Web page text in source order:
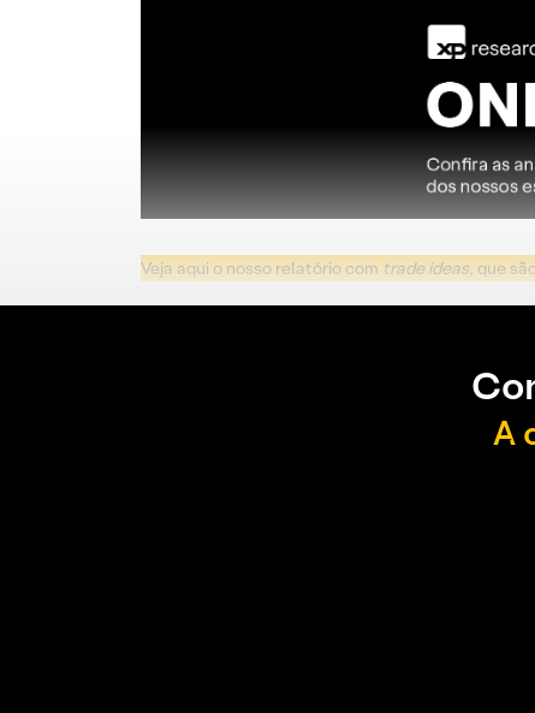
Veja aqui o nosso relatório com trade ideas, que
A